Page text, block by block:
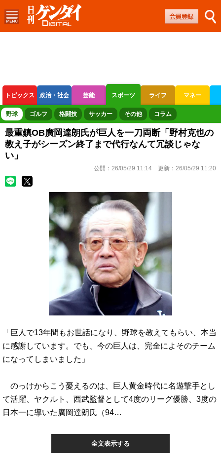
トピックス 政治・社会 芸能 スポーツ ライフ マネー
ボートレース 競輪 オートレース
野球 ゴルフ 格闘技 サッカー その他 コラム
最重鎮OB廣岡達朗氏が巨人を一刀両断「野村克也の
教え子がシーズン終了まで代行なんて冗談じゃな
い」
公開： 26/05/29 11:14 更新： 26/05/29 11:20
「巨人で13年間もお世話になり、野球を教えてもらい、本当
に感謝しています。でも、今の巨人は、完全によそのチーム
になってしまいました」
のっけからこう憂えるのは、巨人黄金時代に名遊撃手とし
て活躍、ヤクルト、西武監督として4度のリーグ優勝、3度の
日本一に導いた廣岡達朗氏（94…
全文表示する